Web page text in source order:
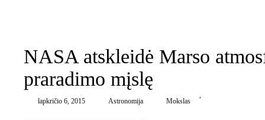
NASA atskleidė Marso
praradimo mįslę
lapkričio 6, 2015 Astronomija
,
Mokslas